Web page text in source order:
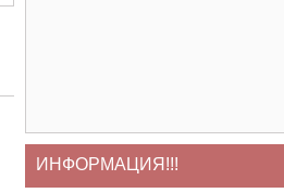
ИНФОРМАЦИЯ!!!